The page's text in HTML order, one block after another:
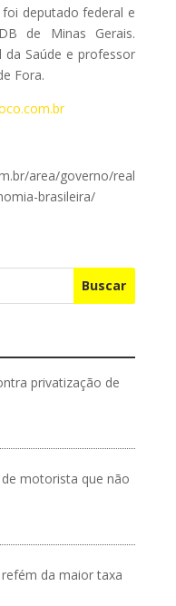
deputado federal e
de Minas Gerais.
Saúde e professor
Fora.
area/governo/real
brasileira/
Buscar
privatização de
motorista que não
da maior taxa